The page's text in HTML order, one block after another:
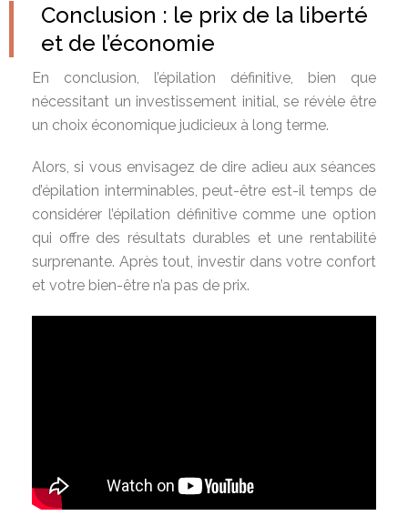
Conclusion : le prix de la liberté
et de l’économie
En conclusion, l’épilation définitive, bien que
nécessitant un investissement initial, se révèle être
un choix économique judicieux à long terme.
Alors, si vous envisagez de dire adieu aux séances
d’épilation interminables, peut-être est-il temps de
considérer l’épilation définitive comme une option
qui offre des résultats durables et une rentabilité
surprenante. Après tout, investir dans votre confort
et votre bien-être n’a pas de prix.